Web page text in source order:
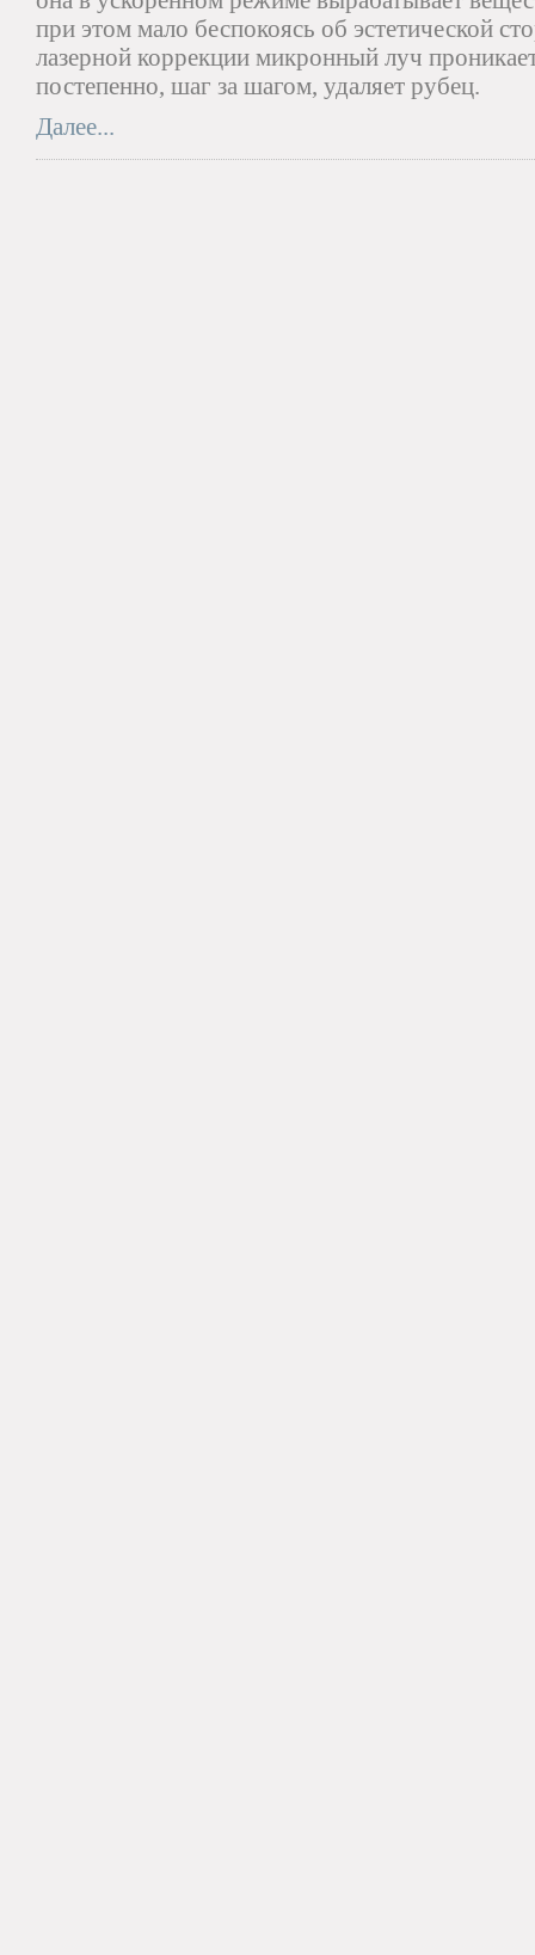
при этом мало беспокоясь об эстетической
лазерной коррекции микронный луч
постепенно, шаг за шагом, удаляет рубец.
Далее...